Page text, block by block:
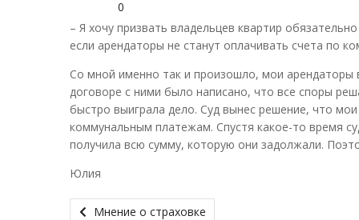
0
– Я хочу призвать владельцев квартир
если арендаторы не станут оплачивать счета по
Со мной именно так и произошло, мои арендаторы
договоре с ними было написано, что все споры
быстро выиграла дело. Суд вынес решение, что
коммунальным платежам. Спустя какое-то время
получила всю сумму, которую они задолжали.
Юлия
Мнение о страховке